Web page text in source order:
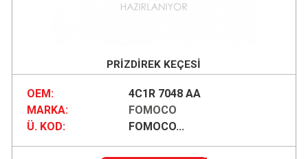
PRİZDİREK KEÇESİ
OEM:
4C1R 7048 AA
MARKA:
FOMOCO
Ü. KOD:
FOMOCO...